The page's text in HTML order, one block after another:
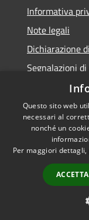
Informativa
Note legali
Dichiarazione
Segnalazioni
Accessibilità
Privacy
Mappa del sito
AMT fino al 31/
Questo sito web
necessari al
nonché un
Per maggiori